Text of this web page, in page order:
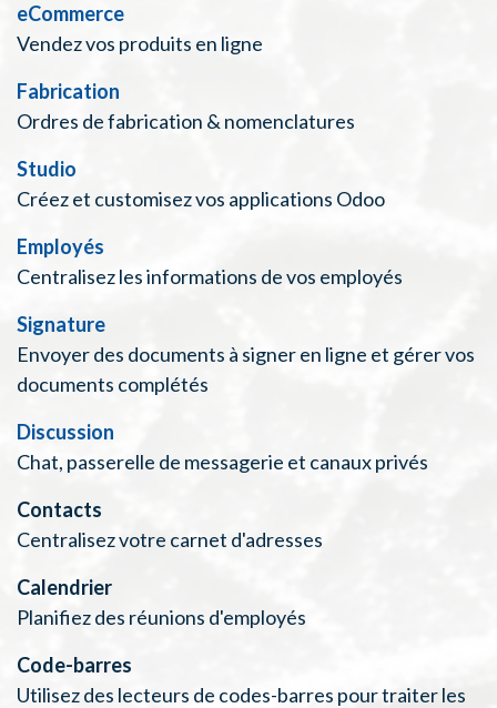
eCommerce
Vendez vos produits en ligne
Fabrication
Ordres de fabrication & nomenclatures
Studio
Créez et customisez vos applications Odoo
Employés
Centralisez les informations de vos employés
Signature
Envoyer des documents à signer en ligne et gérer vos
documents complétés
Discussion
Chat, passerelle de messagerie et canaux privés
Contacts
Centralisez votre carnet d'adresses
Calendrier
Planifiez des réunions d'employés
Code-barres
Utilisez des lecteurs de codes-barres pour traiter les